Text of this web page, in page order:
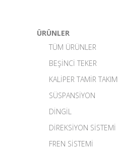
ÜRÜNLER
TÜM ÜRÜNLER
BEŞINCI TEKER
KALIPER TAMIR
SÜSPANSIYON
DINGIL
DIREKSIYON SISTEMI
FREN SISTEMI